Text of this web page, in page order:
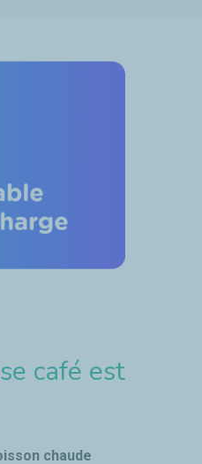
café est
chaude